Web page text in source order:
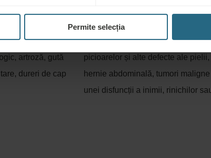
Permite selecția
boli
artroză, gută
dureri de cap
Nerecomandat
Boli infecțioase, febră, inflamație
picioarelor și alte defecte ale
hernie abdominală, tumori
unei disfuncții a inimii, rinichilor